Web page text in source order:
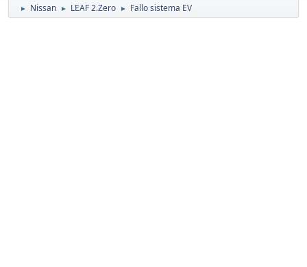
► Nissan ► LEAF 2.Zero ► Fallo sistema EV